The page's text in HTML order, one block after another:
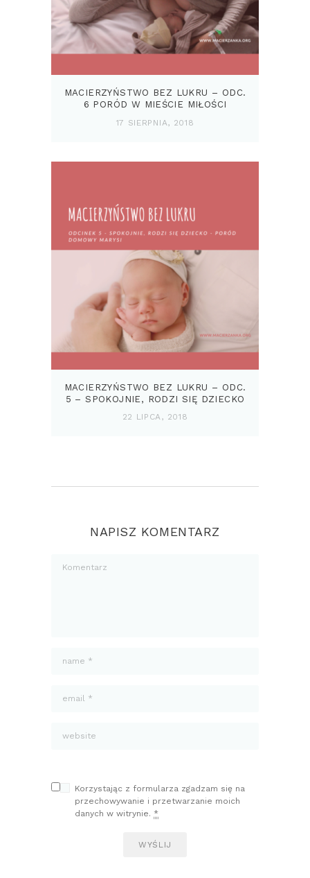
MACIERZYŃSTWO BEZ LUKRU – ODC.
6 PORÓD W MIEŚCIE MIŁOŚCI
17 SIERPNIA, 2018
MACIERZYŃSTWO BEZ LUKRU – ODC.
5 – SPOKOJNIE, RODZI SIĘ DZIECKO
22 LIPCA, 2018
NAPISZ KOMENTARZ
Korzystając z formularza zgadzam się na
przechowywanie i przetwarzanie moich
danych w witrynie. *